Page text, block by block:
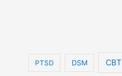
CBT
DSM
PTSD